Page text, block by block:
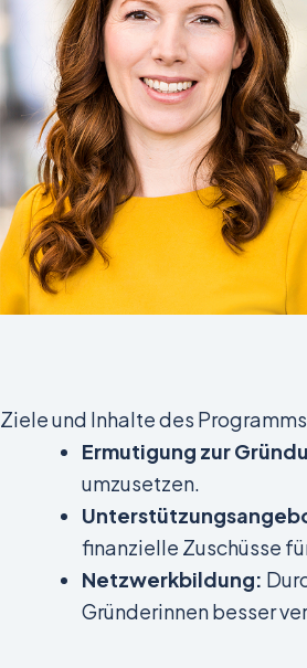
Ziele und Inhalte des Programms
Ermutigung zur
umzusetzen.
finanzielle Zuschüsse
Netzwerkbildung:
Gründerinnen besser